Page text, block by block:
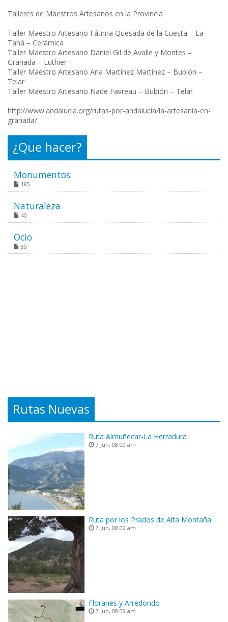
Talleres de Maestros Artesanos en la Provincia
Taller Maestro Artesano Fátima Quesada de la Cuesta – La
Tahá – Cerámica
Taller Maestro Artesano Daniel Gil de Avalle y Montes –
Granada – Luthier
Taller Maestro Artesano Ana Martínez Martínez – Bubión –
Telar
Taller Maestro Artesano Nade Favreau – Bubión – Telar
http://www.andalucia.org/rutas-por-andalucia/la-artesania-en-
granada/
¿Que hacer?
Monumentos
185
Naturaleza
40
Ocio
80
Rutas Nuevas
Ruta Almuñecar-La Herradura
7 Jun, 08:09 am
Ruta por los Prados de Alta Montaña
7 Jun, 08:09 am
Floranes y Arredondo
7 Jun, 08:09 am